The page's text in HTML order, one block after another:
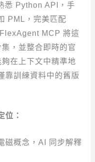
悉 Python API，手
PML，完美匹配
MCP 將這
，並整合即時的官
在上下文中精準地
靠訓練資料中的舊版
位：
磁概念，AI 同步解釋